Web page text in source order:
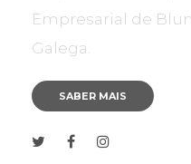
Empresarial de
Galega.
SABER MAIS